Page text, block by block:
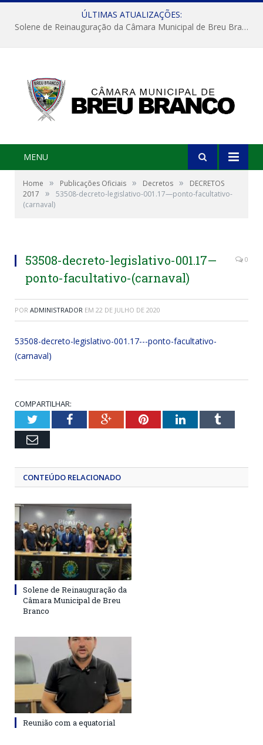
ÚLTIMAS ATUALIZAÇÕES:
Solene de Reinauguração da Câmara Municipal de Breu Branco
MENU
Home » Publicações Oficiais » Decretos »
DECRETOS
2017
»
53508-decreto-legislativo-001.17—ponto-facultativo-
(carnaval)
53508-decreto-legislativo-001.17—
ponto-facultativo-(carnaval)
0
POR ADMINISTRADOR EM 22 DE JULHO DE 2020
53508-decreto-legislativo-001.17---ponto-facultativo-
(carnaval)
COMPARTILHAR:
TwitterFacebookGoogle+PinterestLinkedInTumblr
Email
CONTEÚDO RELACIONADO
Solene de Reinauguração da
Câmara Municipal de Breu
Branco
Reunião com a equatorial